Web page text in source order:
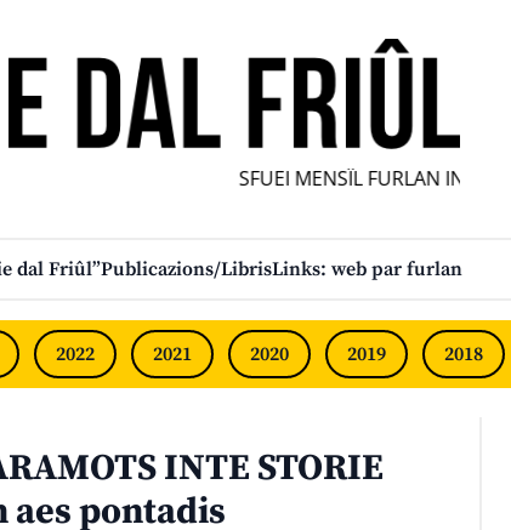
SFUEI MENSÎL FURLAN
dal Friûl”Publicazions/LibrisLinks: web par furlan
2022 2021 2020 2019 2018
INTE STORIE
aes pontadis